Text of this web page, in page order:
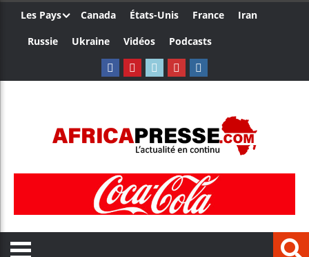
Les Pays Canada États-Unis France
Iran
Russie
Ukraine Vidéos Podcasts